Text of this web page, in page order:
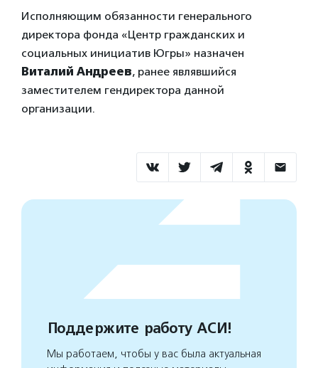
Исполняющим обязанности генерального
директора фонда «Центр гражданских и
социальных инициатив Югры» назначен
Виталий Андреев, ранее являвшийся
заместителем гендиректора данной
организации.
Поддержите работу АСИ!
Мы работаем, чтобы у вас была актуальная